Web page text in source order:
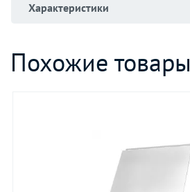
Характеристики
Похожие товары